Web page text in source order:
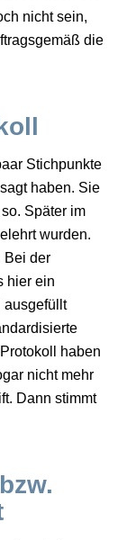
nicht sein,
die
Stichpunkte
haben. Sie
Später im
wurden.
Bei der
hier ein
ausgefüllt
haben
nicht mehr
Dann stimmt